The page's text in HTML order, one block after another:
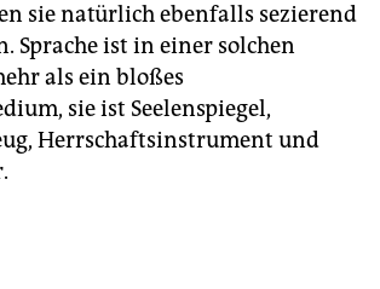
sie natürlich ebenfalls sezierend
Sprache ist in einer solchen
als ein bloßes
sie ist Seelenspiegel,
Herrschaftsinstrument und